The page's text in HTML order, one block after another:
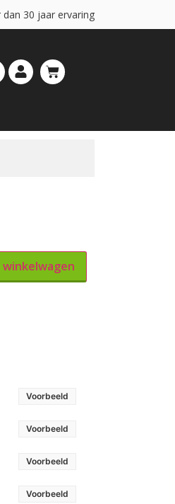
dan 30 jaar ervaring
Voorbeeld
Voorbeeld
Voorbeeld
Voorbeeld